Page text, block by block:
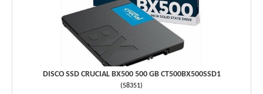
DISCO SSD CRUCIAL BX500 500 GB CT500BX500SSD1
(58351)